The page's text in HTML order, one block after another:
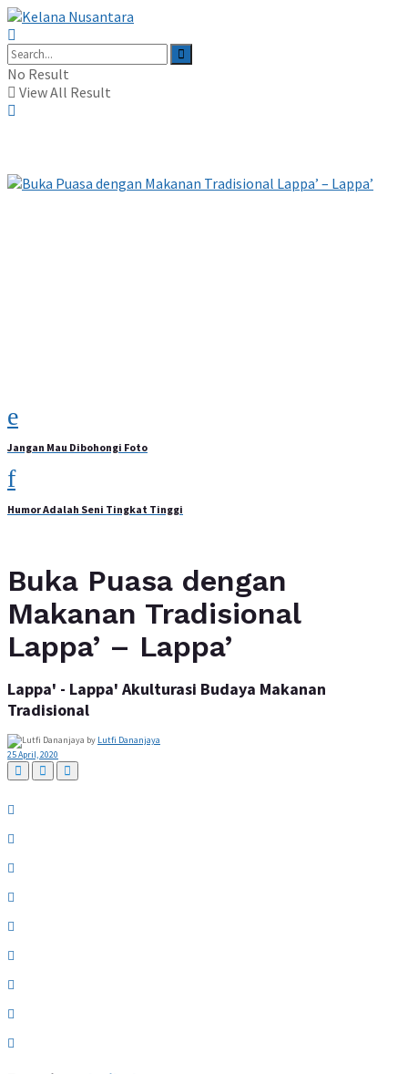
No Result
View All Result
Jangan Mau Dibohongi Foto
Humor Adalah Seni Tingkat Tinggi
Buka Puasa dengan
Makanan Tradisional
Lappa’ – Lappa’
Lappa' - Lappa' Akulturasi Budaya Makanan
Tradisional
by Lutfi Dananjaya
25 April, 2020